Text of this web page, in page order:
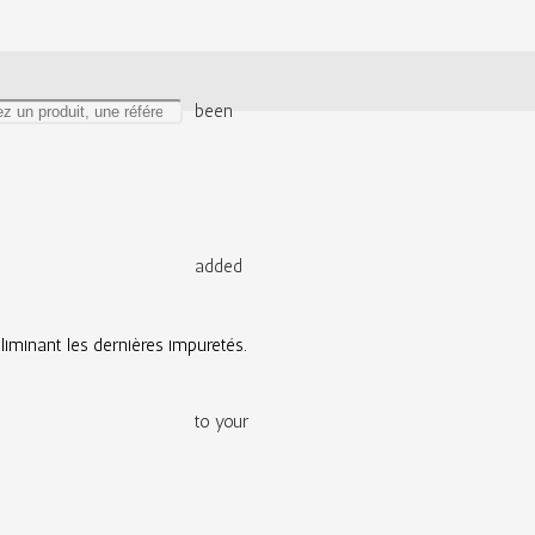
been
added
to your
elle convient très bien aux peaux sèches et sensibles. Purifiante et
les dernières impuretés.